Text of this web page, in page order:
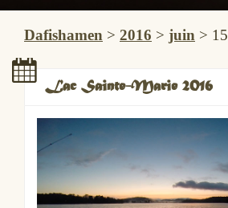
Dafishamen > 2016 > juin > 15
Lac Sainte-Marie 2016